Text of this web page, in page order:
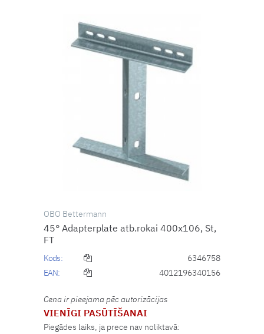
OBO Bettermann
45° Adapterplate atb.rokai 400x106, St,
FT
Kods:
6346758
EAN:
4012196340156
Cena ir pieejama pēc autorizācijas
VIENĪGI PASŪTĪŠANAI
Piegādes laiks, ja prece nav noliktavā: